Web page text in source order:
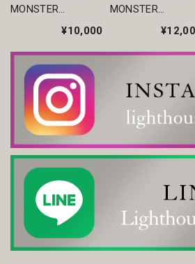
いつも素敵な鉢を有難うございます。
2026/04/11
今年初オベサをお迎えしました。 ど
MONSTER
OBESA - ルートモ
ンスターオベサ ユ
ーフォルビア フィ
ギュア】10cm 手
彩色 SOLID paint
ver
¥10,000
MONSTER
OBESA - ルートモ
ンスターオベサ